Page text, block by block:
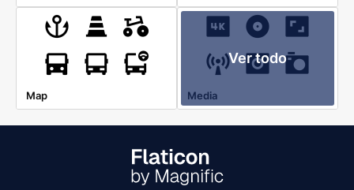
Map
Ver todo
Media